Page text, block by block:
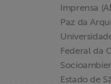
Imprensa
Paz da
Federal da
Estado de